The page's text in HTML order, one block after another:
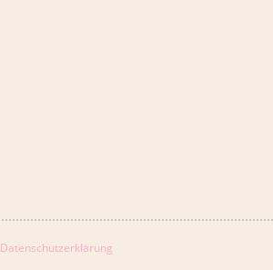
Datenschutzerklärung